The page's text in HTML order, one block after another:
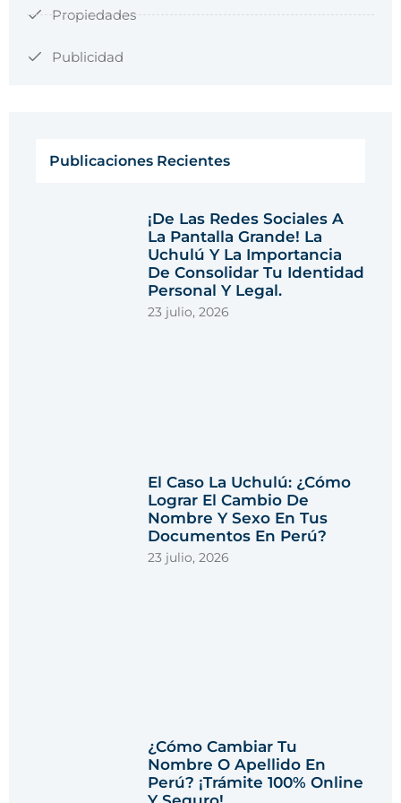
Propiedades
Publicidad
Publicaciones Recientes
¡De Las Redes Sociales A
La Pantalla Grande! La
Uchulú Y La Importancia
De Consolidar Tu Identidad
Personal Y Legal.
23 julio, 2026
El Caso La Uchulú: ¿Cómo
Lograr El Cambio De
Nombre Y Sexo En Tus
Documentos En Perú?
23 julio, 2026
¿Cómo Cambiar Tu
Nombre O Apellido En
Perú? ¡Trámite 100% Online